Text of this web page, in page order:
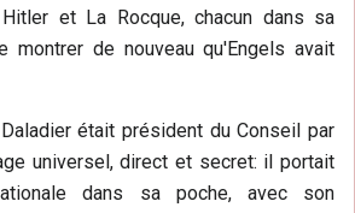
et La Rocque, chacun dans sa
montrer de nouveau qu'Engels avait
était président du Conseil par
universel, direct et secret: il portait
dans sa poche, avec son